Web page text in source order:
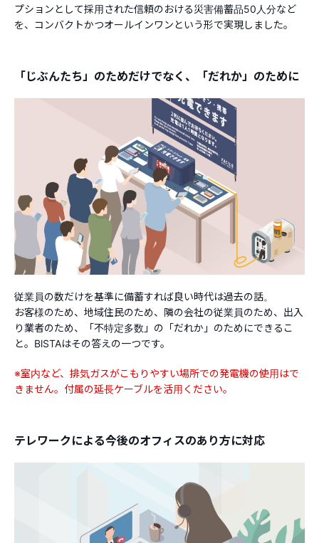
プションとして採用された信頼のおける災害備蓄品50人分など
を、コンバクトかつオールインワンという形で実現しました。
「じぶんたち」のためだけでなく、「だれか」のために
従業員の数だけを基準に備蓄すれば良い時代は過去の話。
お客様のため、地域住民のため、隣の会社の従業員のため、出入
り業者のため、「不特定多数」の「だれか」のためにできるこ
と。BlSTAはその答えの一つです。
※室内など、排気ガスがこもりやすい場所での発電機の使用はで
きません。付属の延長ケーブルを活用ください。
テレワークによる今後のオフィスのあり方に対応